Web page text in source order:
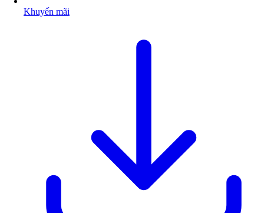
Khuyến mãi